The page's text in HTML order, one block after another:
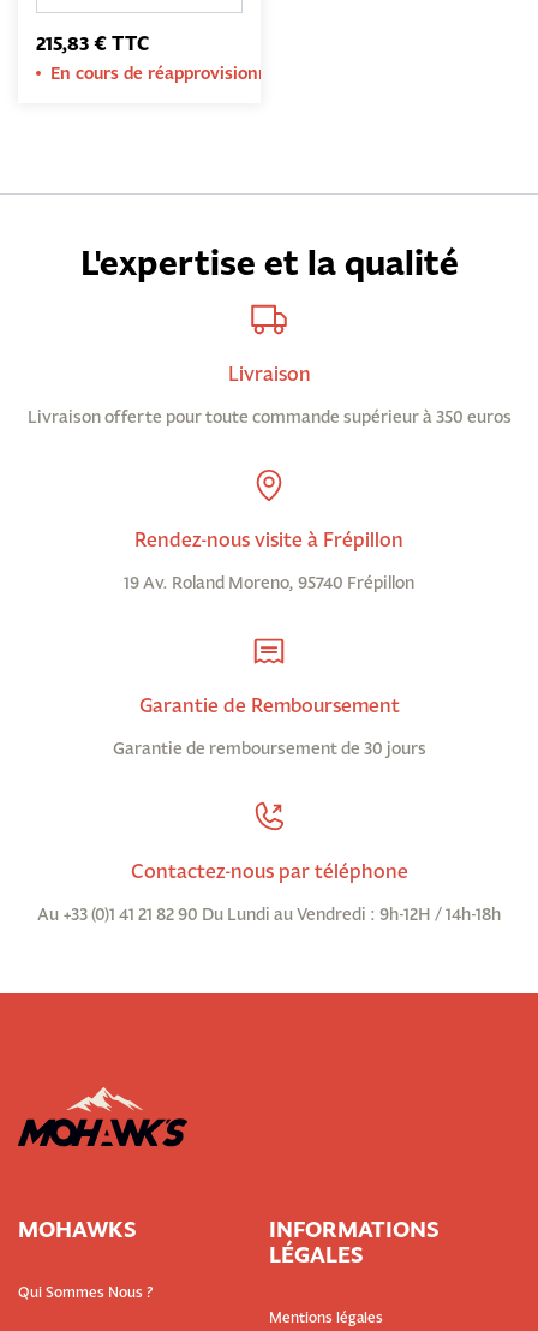
215,83 € TTC
En cours de réapprovisionnement
L'expertise et la qualité
Livraison
Livraison offerte pour toute commande supérieur à 350 euros
Rendez-nous visite à Frépillon
19 Av. Roland Moreno, 95740 Frépillon
Garantie de Remboursement
Garantie de remboursement de 30 jours
Contactez-nous par téléphone
Au +33 (0)1 41 21 82 90 Du Lundi au Vendredi : 9h-12H / 14h-18h
MOHAWKS
Qui Sommes Nous ?
INFORMATIONS
LÉGALES
Mentions légales